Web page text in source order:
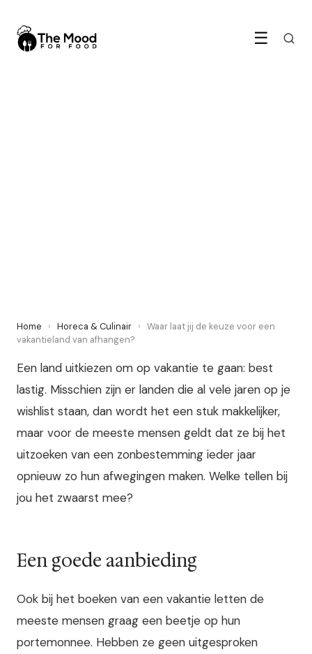
☰
Home › Horeca & Culinair › Waar laat jij de keuze voor een
vakantieland van afhangen?
Een land uitkiezen om op vakantie te gaan: best
lastig. Misschien zijn er landen die al vele jaren op je
wishlist staan, dan wordt het een stuk makkelijker,
maar voor de meeste mensen geldt dat ze bij het
uitzoeken van een zonbestemming ieder jaar
opnieuw zo hun afwegingen maken. Welke tellen bij
jou het zwaarst mee?
Een goede aanbieding
Ook bij het boeken van een vakantie letten de
meeste mensen graag een beetje op hun
portemonnee. Hebben ze geen uitgesproken